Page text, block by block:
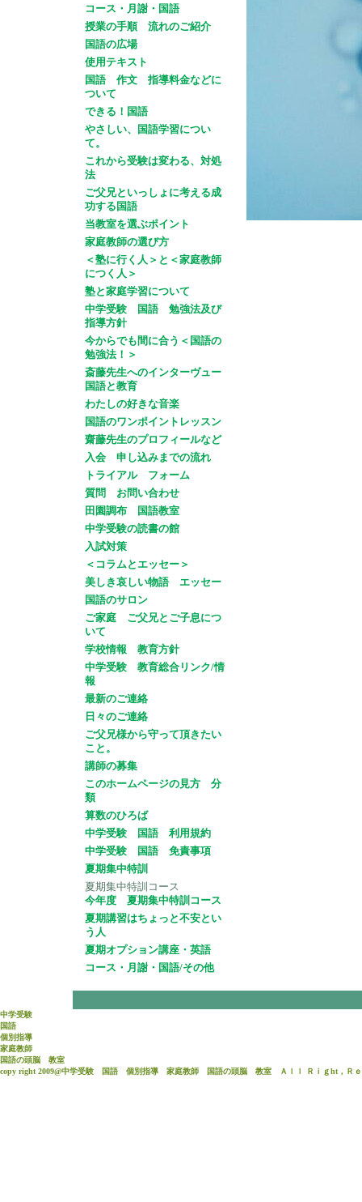
コース・月謝・国語
授業の手順 流れのご紹介
国語の広場
使用テキスト
国語 作文 指導料金などに
ついて
できる！国語
やさしい、国語学習につい
て。
これから受験は変わる、対処
法
ご父兄といっしょに考える成
功する国語
当教室を選ぶポイント
家庭教師の選び方
＜塾に行く人＞と＜家庭教師
につく人＞
塾と家庭学習について
中学受験 国語 勉強法及び
指導方針
今からでも間に合う＜国語の
勉強法！＞
斎藤先生へのインターヴュー
国語と教育
わたしの好きな音楽
国語のワンポイントレッスン
齋藤先生のプロフィールなど
入会 申し込みまでの流れ
トライアル フォーム
質問 お問い合わせ
田園調布 国語教室
中学受験の読書の館
入試対策
＜コラムとエッセー＞
美しき哀しい物語 エッセー
国語のサロン
ご家庭 ご父兄とご子息につ
いて
学校情報 教育方針
中学受験 教育総合リンク/情
報
最新のご連絡
日々のご連絡
ご父兄様から守って頂きたい
こと。
講師の募集
このホームページの見方 分
類
算数のひろば
中学受験 国語 利用規約
中学受験 国語 免責事項
夏期集中特訓
夏期集中特訓コース
今年度 夏期集中特訓コース
夏期講習はちょっと不安とい
う人
夏期オプション講座・英語
コース・月謝・国語/その他
中学受験
国語
個別指導
家庭教師
国語の頭脳 教室
copy right 2009@中学受験 国語 個別指導 家庭教師 国語の頭脳 教室 Ａｌｌ Ｒｉｇht，Ｒｅ